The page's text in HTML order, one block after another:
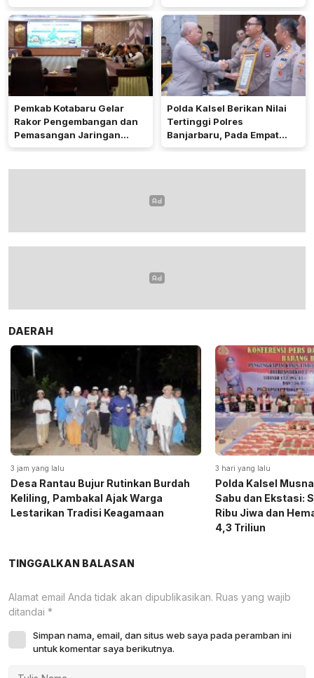
Dukung Ketahanan Pangan
Pemkab Kotabaru Gelar
Rakor Pengembangan dan
Pemasangan Jaringan
Listrik PLN
Polda Kalsel Berikan Nilai
Tertinggi Polres
Banjarbaru, Pada Empat
Bidang Utama
DAERAH
3 jam yang lalu
Desa Rantau Bujur Rutinkan Burdah
Keliling, Pambakal Ajak Warga
Lestarikan Tradisi Keagamaan
3 hari yang lalu
Polda Kalsel
Sabu dan Ekstasi:
Ribu Jiwa dan
4,3 Triliun
TINGGALKAN BALASAN
Alamat email Anda tidak akan dipublikasikan. Ruas yang wajib
ditandai *
Simpan nama, email, dan situs web saya pada peramban ini
untuk komentar saya berikutnya.